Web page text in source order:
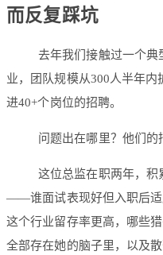
而反复踩坑
去年我们接触过一个典
业，团队规模从300人半年
进40+个岗位的招聘。
问题出在哪里？他们的
这位总监在职两年，积
——谁面试表现好但入职后适
这个行业留存率更高，哪些
全部存在她的脑子里，以及